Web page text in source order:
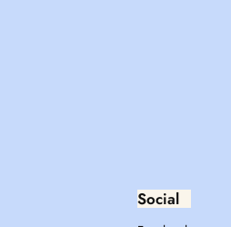
Social